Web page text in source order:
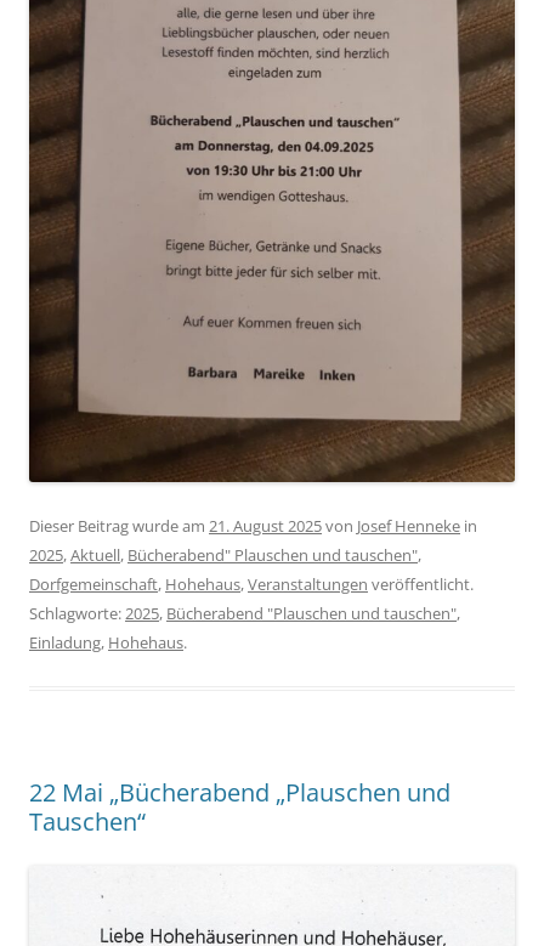
Dieser Beitrag wurde am 21. August 2025von Josef Henneke in
2025,Aktuell, Bücherabend" Plauschen und tauschen",
Dorfgemeinschaft, Hohehaus,Veranstaltungen veröffentlicht.
Schlagworte:2025, Bücherabend "Plauschen und tauschen",
Einladung, Hohehaus.
22 Mai „Bücherabend „Plauschen und
Tauschen“